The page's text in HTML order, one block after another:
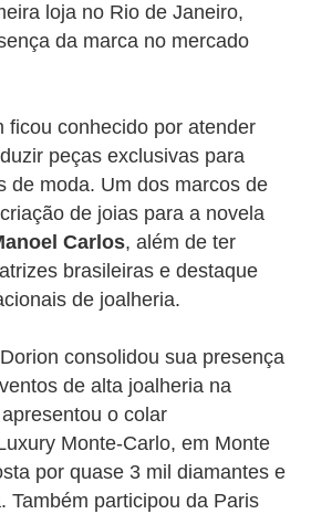
loja no Rio de Janeiro,
da marca no mercado
ficou conhecido por atender
peças exclusivas para
de moda. Um dos marcos de
de joias para a novela
Carlos, além de ter
brasileiras e destaque
de joalheria.
consolidou sua presença
de alta joalheria na
o colar
Monte-Carlo, em Monte
por quase 3 mil diamantes e
Também participou da Paris